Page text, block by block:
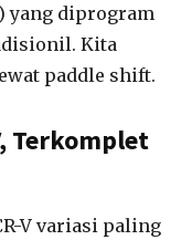
yang diprogram
Kita
paddle shift.
Terkomplet
V variasi paling